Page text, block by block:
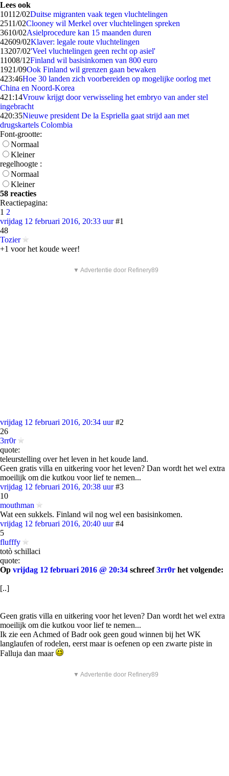
Lees ook
10112/02Duitse migranten vaak tegen vluchtelingen
2511/02Clooney wil Merkel over vluchtelingen spreken
3610/02Asielprocedure kan 15 maanden duren
42609/02Klaver: legale route vluchtelingen
13207/02'Veel vluchtelingen geen recht op asiel'
11008/12Finland wil basisinkomen van 800 euro
1921/09Ook Finland wil grenzen gaan bewaken
423:46Hoe 30 landen zich voorbereiden op mogelijke oorlog met
China en Noord-Korea
421:14Vrouw krijgt door verwisseling het embryo van ander stel
ingebracht
420:35Nieuwe president De la Espriella gaat strijd aan met
drugskartels Colombia
Font-grootte:
Normaal
Kleiner
regelhoogte :
Normaal
Kleiner
58 reacties
Reactiepagina:
1 2
vrijdag 12 februari 2016, 20:33 uur #1
48
Tozier
+1 voor het koude weer!
▼ Advertentie door Refinery89
vrijdag 12 februari 2016, 20:34 uur #2
26
3rr0r
quote:
teleurstelling over het leven in het koude land.
Geen gratis villa en uitkering voor het leven? Dan wordt het wel extra
moeilijk om die kutkou voor lief te nemen...
vrijdag 12 februari 2016, 20:38 uur #3
10
mouthman
Wat een sukkels. Finland wil nog wel een basisinkomen.
vrijdag 12 februari 2016, 20:40 uur #4
5
flufffy
totò schillaci
quote:
Op vrijdag 12 februari 2016 @ 20:34 schreef3rr0r het volgende:
[..]
Geen gratis villa en uitkering voor het leven? Dan wordt het wel extra
moeilijk om die kutkou voor lief te nemen...
Ik zie een Achmed of Badr ook geen goud winnen bij het WK
langlaufen of rodelen, eerst maar is oefenen op een zwarte piste in
Falluja dan maar
▼ Advertentie door Refinery89